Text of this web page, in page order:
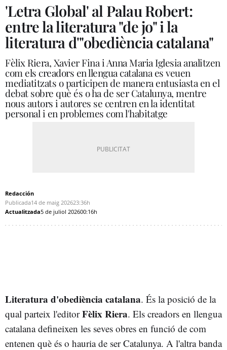
'Letra Global' al Palau Robert:
entre la literatura "de jo" i la
literatura d'"obediència catalana"
Fèlix Riera, Xavier Fina i Anna Maria Iglesia analitzen
com els creadors en llengua catalana es veuen
mediatitzats o participen de manera entusiasta en el
debat sobre què és o ha de ser Catalunya, mentre
nous autors i autores se centren en la identitat
personal i en problemes com l'habitatge
Redacción
Publicada14 de maig 202623:36h
Actualitzada5 de juliol 202600:16h
Literatura d'obediència catalana. És la posició de la
qual parteix l'editorFèlix Riera. Els creadors en llengua
catalana defineixen les seves obres en funció de com
entenen què és o hauria de ser Catalunya. A l'altra banda